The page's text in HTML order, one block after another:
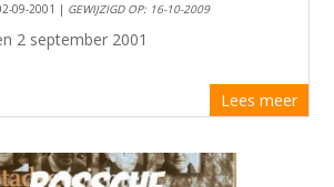
09-2001 | GEWIJZIGD OP: 16-10-2009
2 september 2001
Lees meer